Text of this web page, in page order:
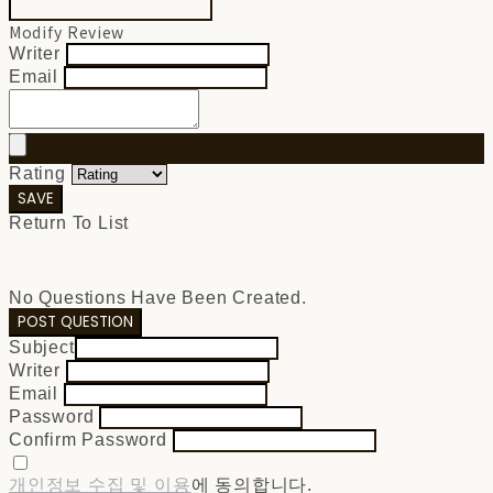
Modify Review
Writer
Email
Rating
SAVE
Return To List
No Questions Have Been Created.
POST QUESTION
Subject
Writer
Email
Password
Confirm Password
개인정보 수집 및 이용에 동의합니다.